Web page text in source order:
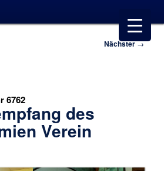
Nächster→
6762
des
Verein